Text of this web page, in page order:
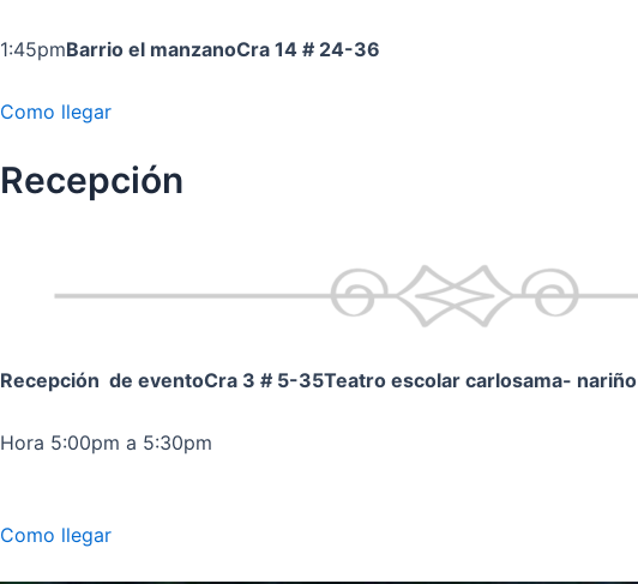
1:45pmBarrio el manzanoCra 14 # 24-36
Como llegar
Recepción
Recepción de eventoCra 3 # 5-35Teatro escolar carlosama- nariño
Hora 5:00pm a 5:30pm
Como llegar